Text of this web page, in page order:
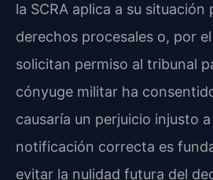
la SCRA aplica a su
derechos procesales o, por
solicitan permiso al tribunal
cónyuge militar ha
causaría un perjuicio injusto
notificación correcta es
evitar la nulidad futura del